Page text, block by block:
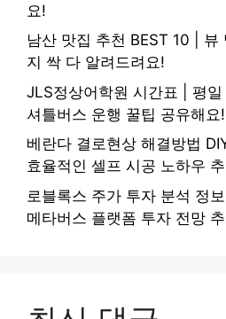
요!
남산 맛집 추천 BEST 10 | 뷰
지 싹 다 알려드려요!
JLS정상어학원 시간표 | 평
셔틀버스 운행 꿀팁 공유해요!
베란다 결로현상 해결방법
효율적인 셀프 시공 노하우
로블록스 주가 투자 분석 정
메타버스 플랫폼 투자 전망